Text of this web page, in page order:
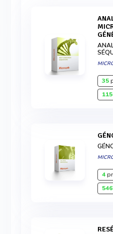
ANALYSE MÉTAGÉNOMIQUE SHOTGUN DU
35
4
546